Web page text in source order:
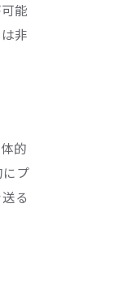
能
非
的
プ
る